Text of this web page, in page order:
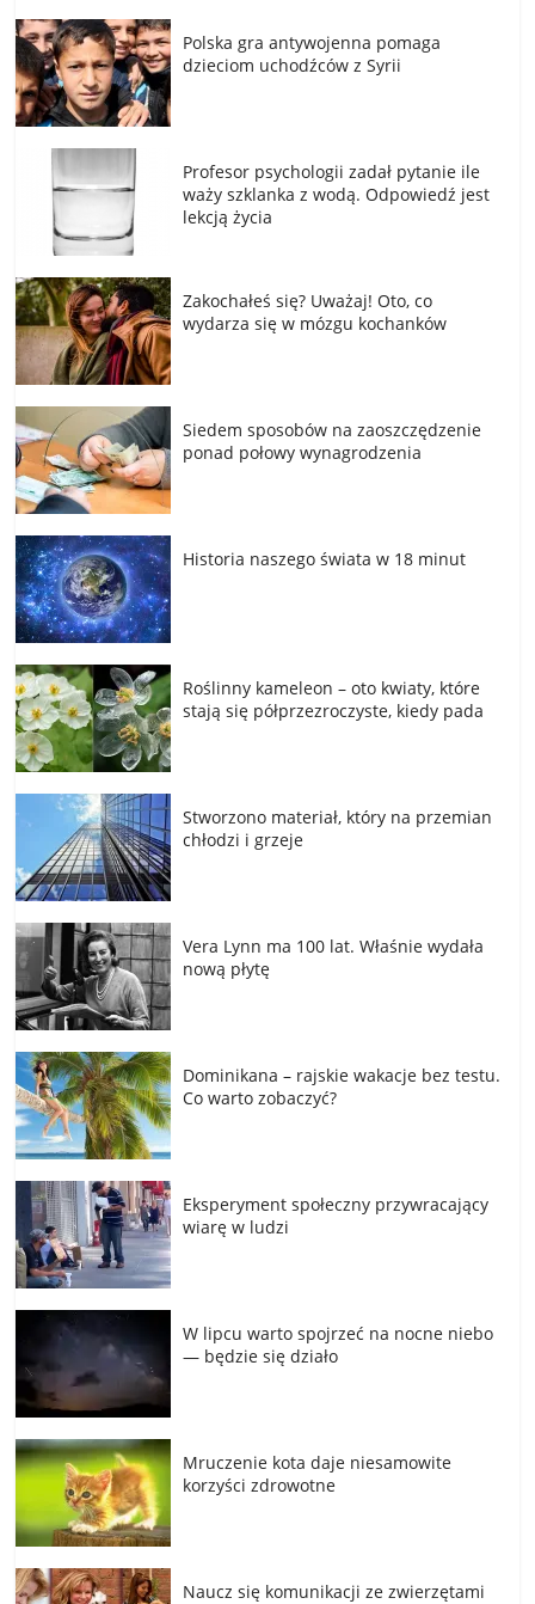
Polska gra antywojenna pomaga
dzieciom uchodźców z Syrii
Profesor psychologii zadał pytanie ile
waży szklanka z wodą. Odpowiedź jest
lekcją życia
Zakochałeś się? Uważaj! Oto, co
wydarza się w mózgu kochanków
Siedem sposobów na zaoszczędzenie
ponad połowy wynagrodzenia
Historia naszego świata w 18 minut
Roślinny kameleon – oto kwiaty, które
stają się półprzezroczyste, kiedy pada
Stworzono materiał, który na przemian
chłodzi i grzeje
Vera Lynn ma 100 lat. Właśnie wydała
nową płytę
Dominikana – rajskie wakacje bez testu.
Co warto zobaczyć?
Eksperyment społeczny przywracający
wiarę w ludzi
W lipcu warto spojrzeć na nocne niebo
— będzie się działo
Mruczenie kota daje niesamowite
korzyści zdrowotne
Naucz się komunikacji ze zwierzętami